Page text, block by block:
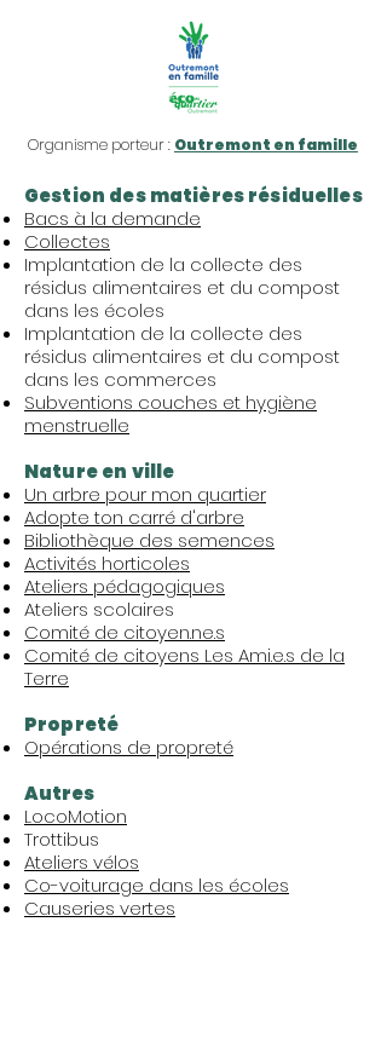
Organisme porteur : Outremont en famille
Gestion des matières résiduelles
Bacs à la demande​
Collectes
Implantation de la collecte des
résidus alimentaires et du compost
dans les écoles
Implantation de la collecte des
résidus alimentaires et du compost
dans les commerces
Subventions couches et hygiène
menstruelle
Nature en ville
​Un arbre pour mon quartier
Adopte ton carré d'arbre
Bibliothèque des semences
Activités horticoles
Ateliers pédagogiques
Ateliers scolaires
Comité de citoyen.ne.s
Comité de citoyens Les Ami.e.s de la
Terre
Propreté
​Opérations de propreté
Autres
LocoMotion
Trottibus
Ateliers vélos
Co-voiturage dans les écoles
Causeries vertes